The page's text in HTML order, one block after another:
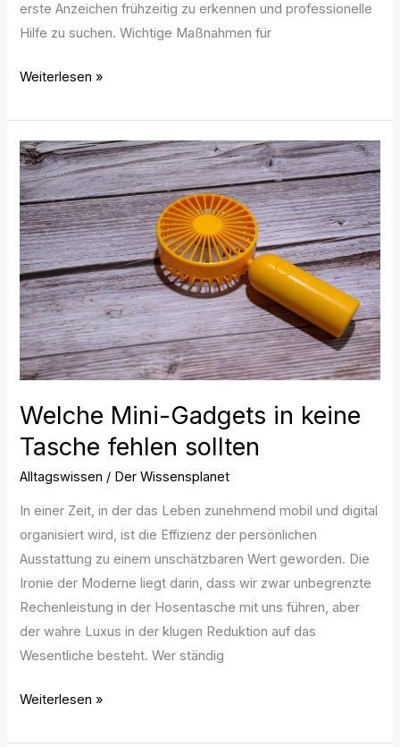
erste Anzeichen frühzeitig zu erkennen und professionelle
Hilfe zu suchen. Wichtige Maßnahmen für
Weiterlesen »
Welche Mini-Gadgets in keine
Tasche fehlen sollten
Alltagswissen / Der Wissensplanet
In einer Zeit, in der das Leben zunehmend mobil und digital
organisiert wird, ist die Effizienz der persönlichen
Ausstattung zu einem unschätzbaren Wert geworden. Die
Ironie der Moderne liegt darin, dass wir zwar unbegrenzte
Rechenleistung in der Hosentasche mit uns führen, aber
der wahre Luxus in der klugen Reduktion auf das
Wesentliche besteht. Wer ständig
Welche
Mini-
Gadgets
in
keine
Tasche
fehlen
sollten
Weiterlesen »